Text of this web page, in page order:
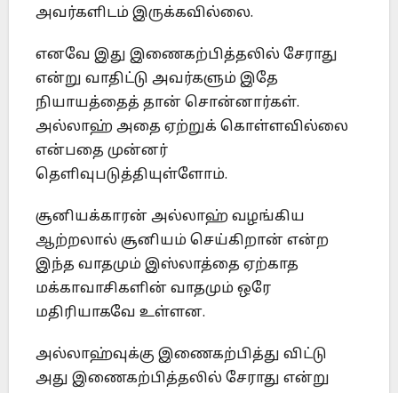
அவர்களிடம் இருக்கவில்லை.
எனவே இது இணைகற்பித்தலில் சேராது
என்று வாதிட்டு அவர்களும் இதே
நியாயத்தைத் தான் சொன்னார்கள்.
அல்லாஹ் அதை ஏற்றுக் கொள்ளவில்லை
என்பதை முன்னர்
தெளிவுபடுத்தியுள்ளோம்.
சூனியக்காரன் அல்லாஹ் வழங்கிய
ஆற்றலால் சூனியம் செய்கிறான் என்ற
இந்த வாதமும் இஸ்லாத்தை ஏற்காத
மக்காவாசிகளின் வாதமும் ஒரே
மதிரியாகவே உள்ளன.
அல்லாஹ்வுக்கு இணைகற்பித்து விட்டு
அது இணைகற்பித்தலில் சேராது என்று